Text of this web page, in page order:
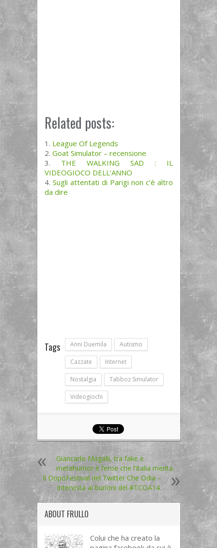
Related posts:
League Of Legends
Goat Simulator – recensione
THE WALKING SAD : IL
VIDEOGIOCO DELL’ANNO
Sugli attentati di Parigi non c’è altro
da dire
Tags Anni Duemila Autismo
Cazzate Internet
Nostalgia Tabboz Simulator
Videogiochi
Giancarlo Magalli, tra fake e
metahumor è l’eroe che l’Italia merita.
Il DopoFestival del Twitter Che Odia –
Intervista ai burloni del #TCOA14.
ABOUT FRULLO
Colui che ha creato la